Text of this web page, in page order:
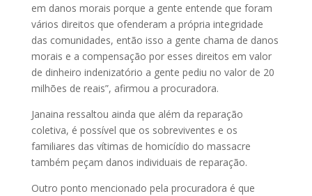
em danos morais porque a gente entende que foram
vários direitos que ofenderam a própria integridade
das comunidades, então isso a gente chama de danos
morais e a compensação por esses direitos em valor
de dinheiro indenizatório a gente pediu no valor de 20
milhões de reais”, afirmou a procuradora.
Janaina ressaltou ainda que além da reparação
coletiva, é possível que os sobreviventes e os
familiares das vítimas de homicídio do massacre
também peçam danos individuais de reparação.
Outro ponto mencionado pela procuradora é que